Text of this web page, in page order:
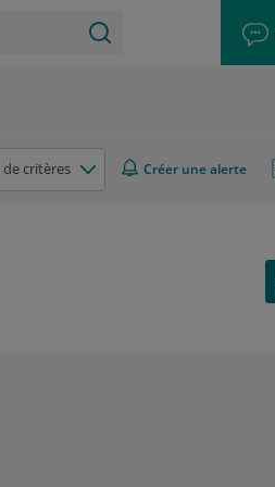
de critères Créer une alerte